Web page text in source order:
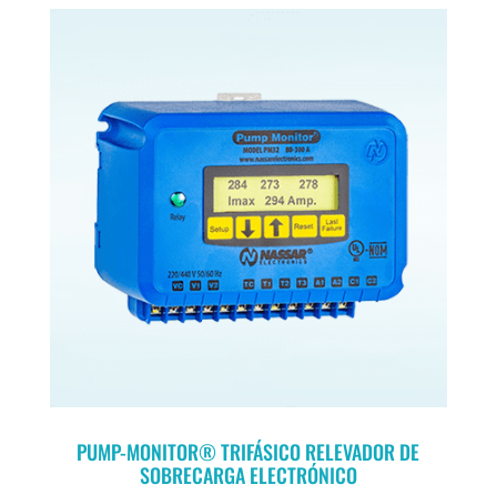
PUMP-MONITOR® TRIFÁSICO RELEVADOR DE
SOBRECARGA ELECTRÓNICO